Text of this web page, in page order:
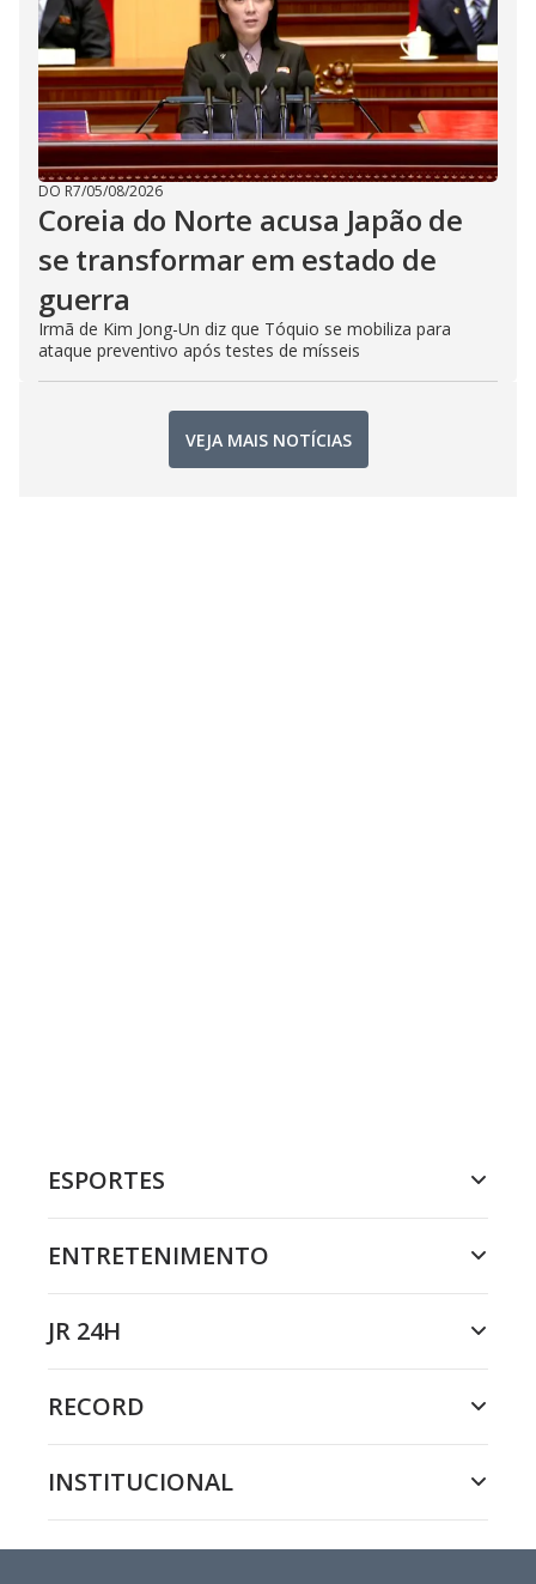
DO R7/05/08/2026
Coreia do Norte acusa Japão de
se transformar em estado de
guerra
Irmã de Kim Jong-Un diz que Tóquio se mobiliza para
ataque preventivo após testes de mísseis
VEJA MAIS NOTÍCIAS
ESPORTES
ENTRETENIMENTO
JR 24H
RECORD
INSTITUCIONAL